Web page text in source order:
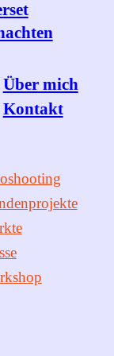
Über mich
Kontakt